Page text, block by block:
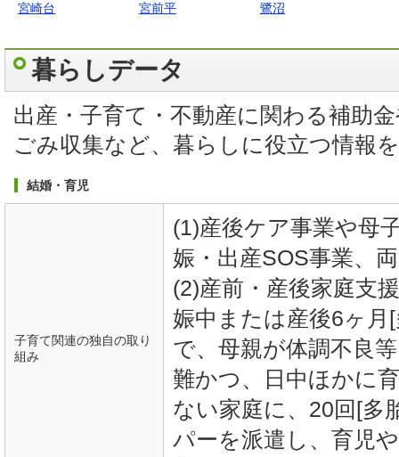
宮崎台 宮前平 鷺沼
暮らしデータ
出産・子育て・不動産に関わる補助
ごみ収集など、暮らしに役立つ情報
結婚・育児
子育て関連の独自の取り
組み
(1)産後ケア事業や母
娠・出産SOS事業、
(2)産前・産後家庭支
娠中または産後6ヶ月
で、母親が体調不良
難かつ、日中ほかに
ない家庭に、20回[多
パーを派遣し、育児